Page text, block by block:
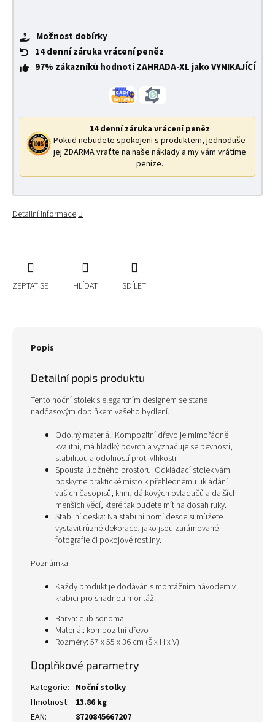
Možnost dobírky
14 denní záruka vrácení peněz
97% zákazníků hodnotí ZAHRADA-XL jako VYNIKAJÍCÍ
14 denní záruka vrácení peněz
Pokud nebudete spokojeni s produktem, jednoduše
jej ZDARMA vraťte na naše náklady a my vám vrátíme
peníze.
Detailní informace
ZEPTAT SE HLÍDAT SDÍLET
Popis
Detailní popis produktu
Tento noční stolek s elegantním designem se stane
nadčasovým doplňkem vašeho bydlení.
Odolný materiál: Kompozitní dřevo je mimořádně
kvalitní, má hladký povrch a vyznačuje se pevností,
stabilitou a odolností proti vlhkosti.
Spousta úložného prostoru: Odkládací stolek vám
poskytne praktické místo k přehlednému ukládání
vašich časopisů, knih, dálkových ovladačů a dalších
menších věcí, které tak budete mít na dosah ruky.
Stabilní deska: Na stabilní horní desce si můžete
vystavit různé dekorace, jako jsou zarámované
fotografie či pokojové rostliny.
Poznámka:
Každý produkt je dodáván s montážním návodem v
krabici pro snadnou montáž.
Barva: dub sonoma
Materiál: kompozitní dřevo
Rozměry: 57 x 55 x 36 cm (Š x H x V)
Doplňkové parametry
Kategorie: Noční stolky
Hmotnost:
13.86 kg
EAN: 8720845667207